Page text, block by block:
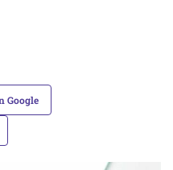
Google